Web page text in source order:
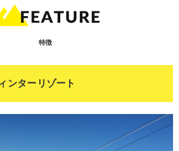
特徴
ンターリゾート